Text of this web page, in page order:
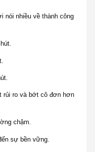
nói nhiều về thành công
rủi ro và bớt cô đơn hơn
chậm.
sự bền vững.